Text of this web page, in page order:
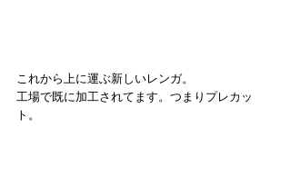
これから上に運ぶ新しいレンガ。
工場で既に加工されてます。つまりプレカッ
ト。